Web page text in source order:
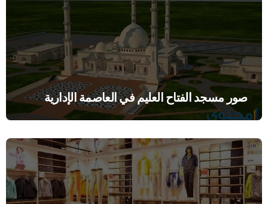
صور مسجد الفتاح العليم في العاصمة الإدارية